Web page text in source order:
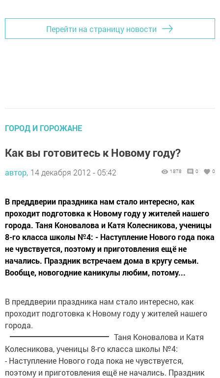
Перейти на страницу новости
ГОРОД И ГОРОЖАНЕ
Как вы готовитесь к Новому году?
автор, 14 декабря 2012 - 05:42 1878 0 0
В преддверии праздника нам стало интересно, как
проходит подготовка к Новому году у жителей нашего
города. Таня Коновалова и Катя Колесникова, ученицы
8-го класса школы №4: - Наступление Нового года пока
не чувствуется, поэтому и приготовления ещё не
начались. Праздник встречаем дома в кругу семьи.
Вообще, новогодние каникулы любим, потому...
В преддверии праздника нам стало интересно, как
проходит подготовка к Новому году у жителей нашего
города.
Таня Коновалова и Катя
Колесникова, ученицы 8-го класса школы №4:
- Наступление Нового года пока не чувствуется,
поэтому и приготовления ещё не начались. Праздник